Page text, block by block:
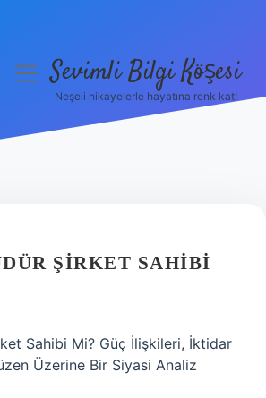
menüyüSevimli Bilgi Köşesi
Neşeli hikayelerle hayatına renk kat!
ŞIRKET SAHIBI
Sahibi Mi? Güç İlişkileri, İktidar
Üzerine Bir Siyasi Analiz